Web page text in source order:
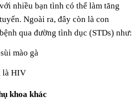
nhiều bạn tình có thể làm tăng
Ngoài ra, đây còn là con
qua đường tình dục (STDs) như:
mào gà
là HIV
khoa khác